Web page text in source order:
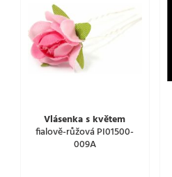
Vlásenka s květem
fialově-růžová PI01500-
009A